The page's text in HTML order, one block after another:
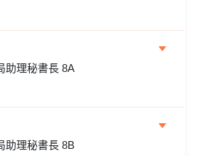
助理秘書長 8A
助理秘書長 8B